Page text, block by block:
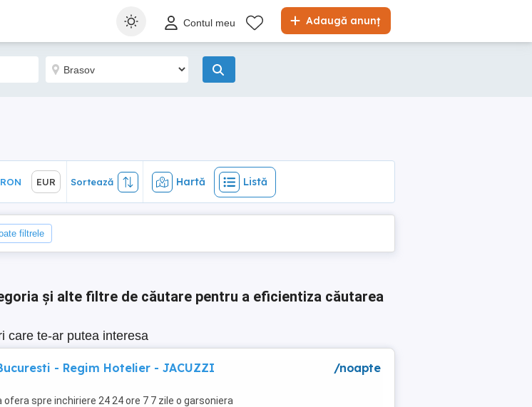
Adaugă anunț
Contul meu
Hartă Listă
RON EUR Sortează Hartă Listă
filtrele
și alte filtre de căutare pentru a eficientiza căutarea
care te-ar putea interesa
- Regim Hotelier - JACUZZI
ofera spre inchiriere 24 24 ore 7 7 zile o garsoniera
/noapte